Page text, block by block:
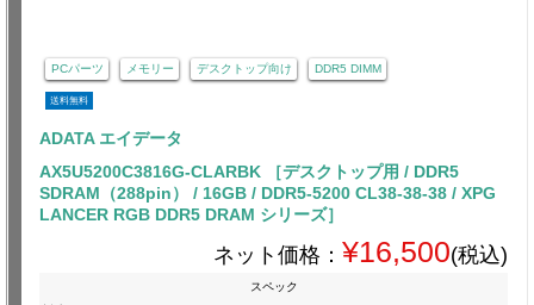
PCパーツ メモリー デスクトップ向け DDR5 DIMM
送料無料
ADATA エイデータ
AX5U5200C3816G-CLARBK ［デスクトップ用 / DDR5
SDRAM（288pin） / 16GB / DDR5-5200 CL38-38-38 / XPG
LANCER RGB DDR5 DRAM シリーズ］
ネット価格： ¥16,500(税込)
スペック